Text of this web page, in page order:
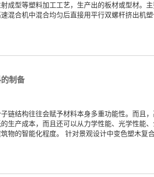
成型等塑料加工工艺，生产出的板材或型材。
混合机中混合均匀后直接用平行双螺杆挤出机
制备
链结构往往会赋予材料本身多重功能性。而且
生产成本，而且还可以从力学性能、光学性能
物的智能化程度。 针对景观设计中变色塑木